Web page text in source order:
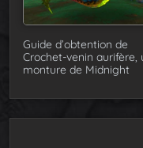
Guide d’obtention de
Crochet-venin aurifère,
monture de Midnight